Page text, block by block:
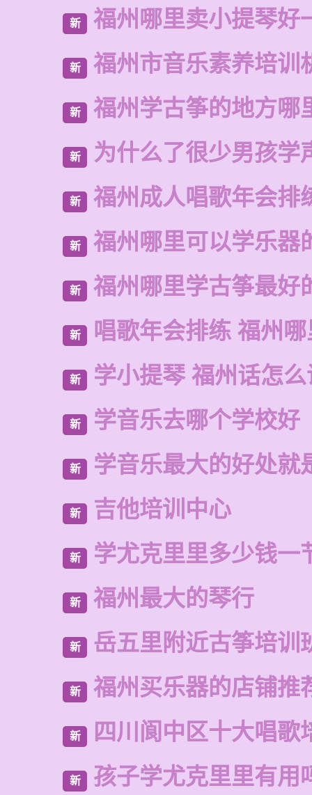
新 福州哪里卖小提琴好
新 福州市音乐素养培训
新 福州学古筝的地方哪
新 为什么了很少男孩学
新 福州成人唱歌年会排
新 福州哪里可以学乐器
新 福州哪里学古筝最好
新 唱歌年会排练 福州
新 学小提琴 福州话怎
新 学音乐去哪个学校好
新 学音乐最大的好处就
新 吉他培训中心
新 学尤克里里多少钱一
新 福州最大的琴行
新 岳五里附近古筝培训
新 福州买乐器的店铺推
新 四川阆中区十大唱歌
新 孩子学尤克里里有用